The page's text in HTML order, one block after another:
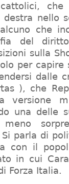
nello
che
del
sulla
per
dalle
), che
versione
una delle
meno
parla di
con il
in cui
Forza Italia.